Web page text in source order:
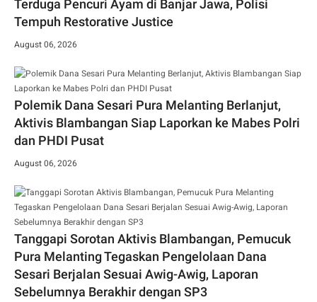
Terduga Pencuri Ayam di Banjar Jawa, Polisi
Tempuh Restorative Justice
August 06, 2026
Polemik Dana Sesari Pura Melanting Berlanjut,
Aktivis Blambangan Siap Laporkan ke Mabes Polri
dan PHDI Pusat
August 06, 2026
Tanggapi Sorotan Aktivis Blambangan, Pemucuk
Pura Melanting Tegaskan Pengelolaan Dana
Sesari Berjalan Sesuai Awig-Awig, Laporan
Sebelumnya Berakhir dengan SP3